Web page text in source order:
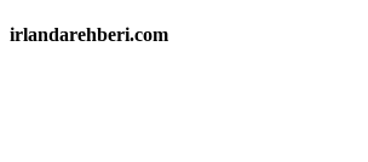
irlandarehberi.com